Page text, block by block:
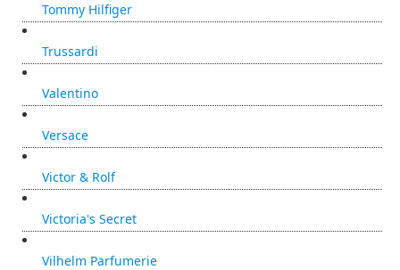
Tommy Hilfiger
Trussardi
Valentino
Versace
Victor & Rolf
Victoria's Secret
Vilhelm Parfumerie